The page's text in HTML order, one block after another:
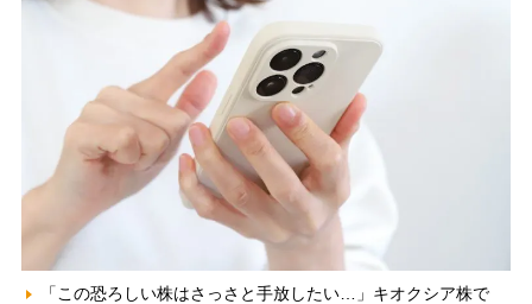
「この恐ろしい株はさっさと手放したい…」キオクシア株で